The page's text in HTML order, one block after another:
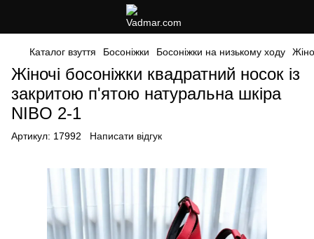
Каталог взуття Босоніжки Босоніжки на низькому ходу
Жіночі босоніжки квадратний носок із
закритою п'ятою натуральна шкіра
NIBO 2-1
Артикул: 17992 Написати відгук